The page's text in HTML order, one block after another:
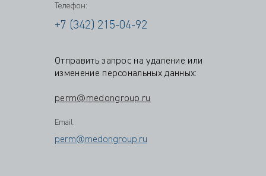
Телефон:
+7 (342) 215-04-92
Отправить запрос на удаление или
изменение персональных данных:
perm@medongroup.ru
Email:
perm@medongroup.ru